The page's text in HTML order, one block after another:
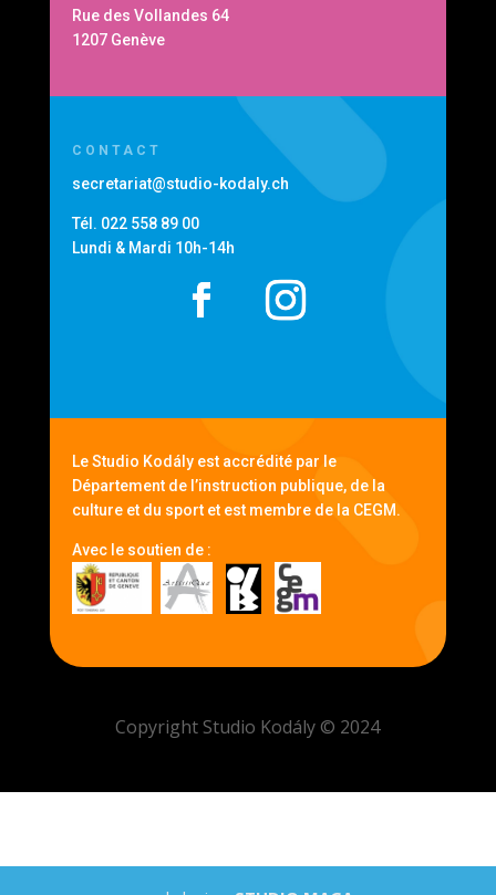
Rue des Vollandes 64
1207 Genève
CONTACT
secretariat@studio-kodaly.ch
Tél. 022 558 89 00
Lundi & Mardi 10h-14h
Le Studio Kodály est accrédité par le
Département de l’instruction publique, de la
culture et du sport et est membre de la CEGM.
Avec le soutien de :
Copyright Studio Kodály © 2024